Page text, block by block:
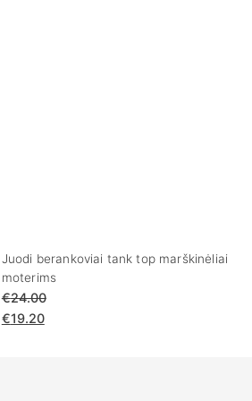
Juodi berankoviai tank top marškinėliai
moterims
€24.00
€19.20